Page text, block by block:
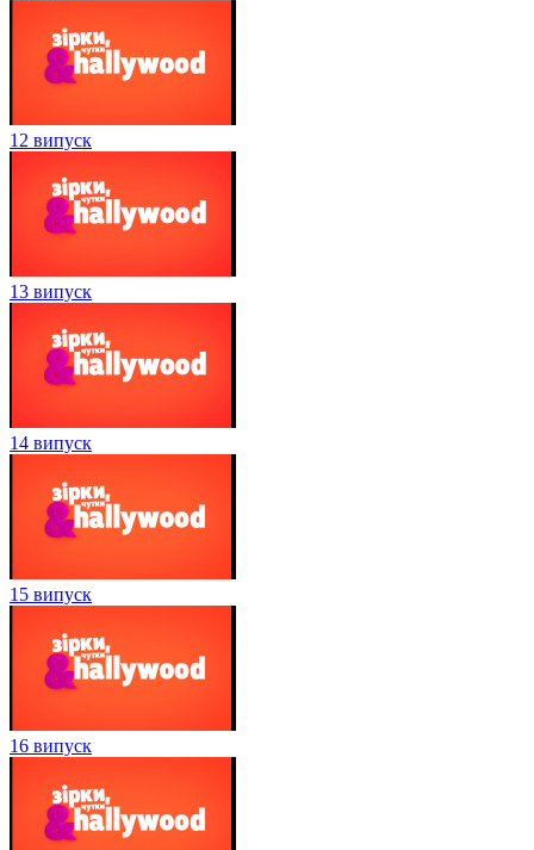
12 випуск
13 випуск
14 випуск
15 випуск
16 випуск